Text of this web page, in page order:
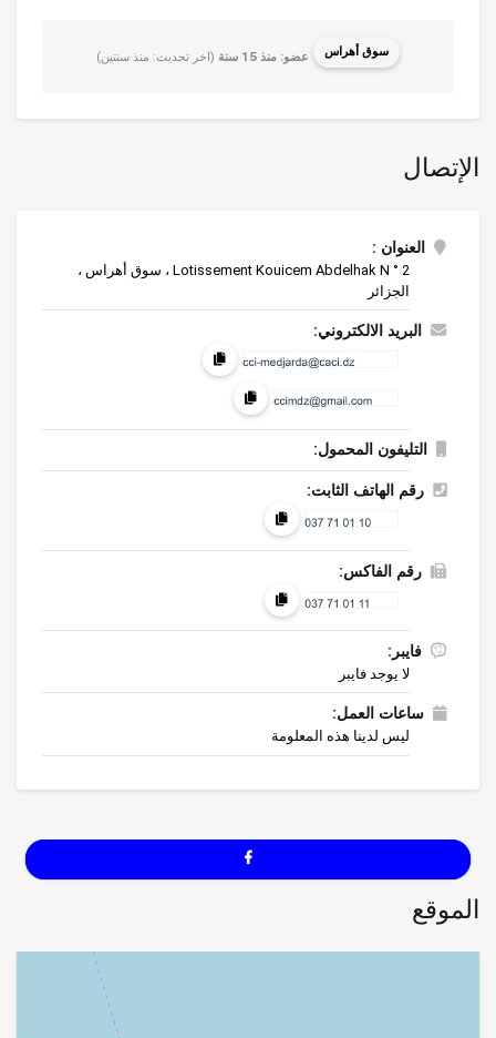
سوق أهراس عضو: منذ 15 سنة (اخر تحديث: منذ سنتين)
الإتصال
العنوان :
Lotissement Kouicem Abdelhak N ° 2 ، سوق أهراس ،
الجزائر
البريد الالكتروني:
التليفون المحمول:
رقم الهاتف الثابت:
رقم الفاكس:
فايبر:
لا يوجد فايبر
ساعات العمل:
ليس لدينا هذه المعلومة
الموقع